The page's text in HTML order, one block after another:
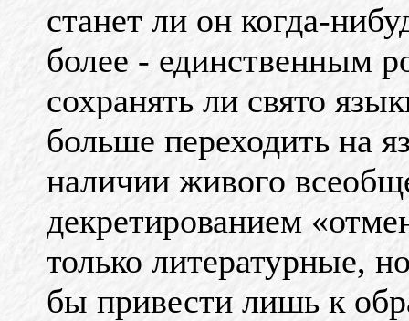
станет ли он когда-
более - единственным
сохранять ли свято
больше переходить на
наличии живого
декретированием
только литературные,
бы привести лишь к